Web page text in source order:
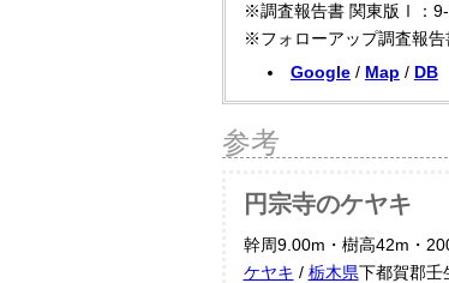
※調査報告書 関東版Ⅰ：
※フォローアップ調査報告
Google/ Map / DB
参考
円宗寺のケヤキ
幹周9.00m・樹高42m・
ケヤキ / 栃木県下都賀郡壬